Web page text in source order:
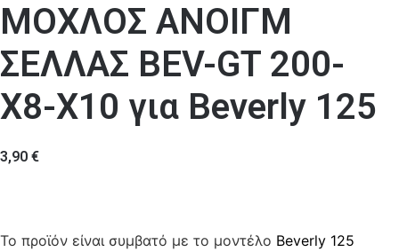
ΜΟΧΛΟΣ ΑΝΟΙΓΜ
ΣΕΛΛΑΣ BEV-GT 200-
X8-Χ10 για Beverly 125
3,90 €
Το προϊόν είναι συμβατό με το μοντέλο Beverly 125